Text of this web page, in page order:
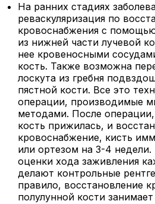
На ранних стадиях
реваскуляризация по
кровоснабжения с
из нижней части лучевой
нее кровеносными
кость. Также возможна
лоскута из гребня
пястной кости. Все это
операции, производимые
методами. После
кость прижилась, и
кровоснабжение, кисть
или ортезом на 3-4 недели.
оценки хода заживления
делают контрольные
правило, восстановление
полулунной кости